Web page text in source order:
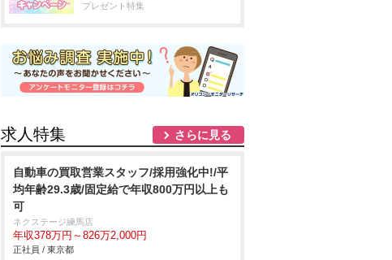
プレゼント特集
求人特集 さらに見る
自動車の買取営業スタッフ/採用強化中!/平
均年齢29.3歳/固定給で年収800万円以上も
可
ネクステージ練馬店
年収378万円～826万2,000円
正社員 / 東京都